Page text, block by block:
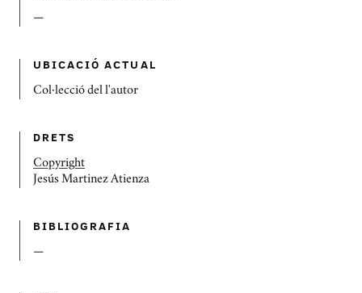
—
UBICACIÓ ACTUAL
Col·lecció del l'autor
DRETS
Copyright
Jesús Martinez Atienza
BIBLIOGRAFIA
—